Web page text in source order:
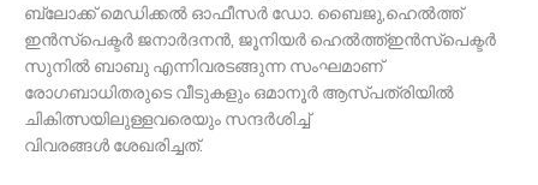
ബ്ലോക്ക് മെഡിക്കല്‍ ഓഫീസര്‍ ഡോ. ബൈജു,ഹെല്‍ത്ത്
ഇന്‍സ്‌പെക്ടര്‍ ജനാര്‍ദനന്‍, ജൂനിയര്‍ ഹെല്‍ത്ത്ഇന്‍സ്‌പെക്ടര്‍
സുനില്‍ ബാബു എന്നിവരടങ്ങുന്ന സംഘമാണ്
രോഗബാധിതരുടെ വീടുകളും ഒമാനൂര്‍ ആസ്പത്രിയില്‍
ചികിത്സയിലുള്ളവരെയും സന്ദര്‍ശിച്ച്
വിവരങ്ങള്‍ ശേഖരിച്ചത്.